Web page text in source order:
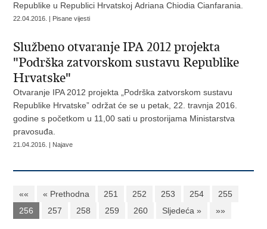
Republike u Republici Hrvatskoj Adriana Chiodia Cianfarania.
22.04.2016. | Pisane vijesti
Službeno otvaranje IPA 2012 projekta
"Podrška zatvorskom sustavu Republike
Hrvatske"
Otvaranje IPA 2012 projekta „Podrška zatvorskom sustavu
Republike Hrvatske” održat će se u petak, 22. travnja 2016.
godine s početkom u 11,00 sati u prostorijama Ministarstva
pravosuđa.
21.04.2016. | Najave
«« « Prethodna 251 252 253 254
255
256
257 258 259 260 Sljedeća » »»